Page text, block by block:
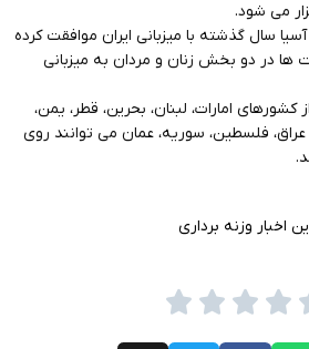
می شود.
سال گذشته با میزبانی ایران موافقت کرده
ها در دو بخش زنان و مردان به میزبانی
کشورهای امارات، لبنان، بحرین، قطر، یمن،
عراق، فلسطین، سوریه، عمان می توانند روی
اخبار وزنه برداری